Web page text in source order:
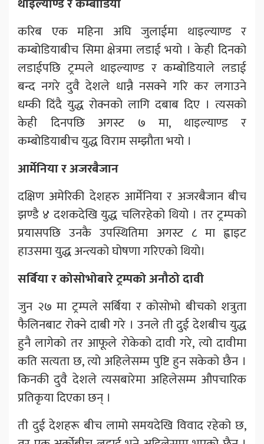
करिब एक महिना अघि जुलाईमा थाइल्याण्ड र
कम्बोडियाबीच सिमा क्षेत्रमा लडाई भयो । केही दिनको
लडाईपछि ट्रम्पले थाइल्याण्ड र कम्बोडियाले लडाई
बन्द नगरे दुवै देशले धान्नै नसक्ने गरि कर लगाउने
धम्की दिंदै युद्ध रोक्नको लागि दबाब दिए । त्यसको
केही दिनपछि अगस्ट ७ मा, थाइल्याण्ड र
कम्बोडियाबीच युद्ध विराम सम्झौता भयो ।
आर्मेनिया र अजरबैजान
दक्षिण अमेरिकी देशहरु आर्मेनिया र अजरबैजान बीच
झण्डै ४ दशकदेखि युद्ध चलिरहेको थियो । तर ट्रम्पको
प्रयासपछि उनकै उपस्थितिमा अगस्ट ८ मा ह्वाइट
हाउसमा युद्ध अन्त्यको घोषणा गरिएको थियो।
सर्बिया र कोसोभोबारे ट्रम्पको अनौठो दावी
जुन २७ मा ट्रम्पले सर्बिया र कोसोभो बीचको शत्रुता
फैलिनबाट रोक्ने दाबी गरे । उनले ती दुई देशबीच युद्ध
हुनै लागेको तर आफूले रोकेको दावी गरे, त्यो दावीमा
कति सत्यता छ, त्यो अहिलेसम्म पुष्टि हुन सकेको छैन ।
किनकी दुवै देशले त्यसबारेमा अहिलेसम्म औपचारिक
प्रतिकृया दिएका छन् ।
ती दुई देशहरू बीच लामो समयदेखि विवाद रहेको छ,